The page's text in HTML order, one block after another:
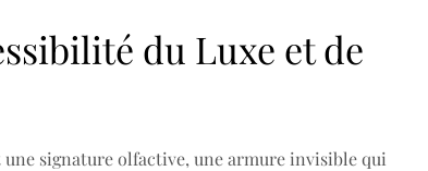
du Luxe et de
une signature olfactive, une armure invisible qui